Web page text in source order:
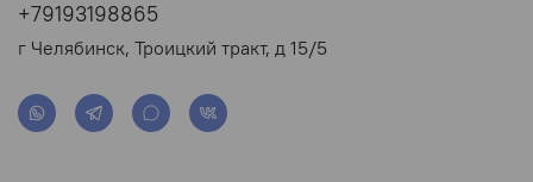
+79193198865
г Челябинск, Троицкий тракт, д 15/5